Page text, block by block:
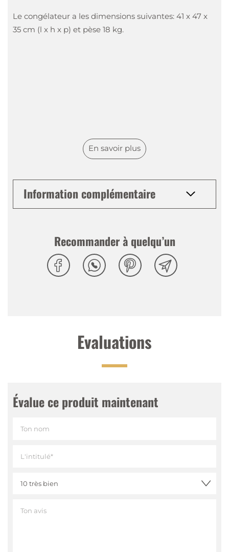
Le congélateur a les dimensions suivantes: 41 x 47 x
35 cm (l x h x p) et pèse 18 kg.
En savoir plus
Information complémentaire
Recommander à quelqu’un
Evaluations
Évalue ce produit maintenant